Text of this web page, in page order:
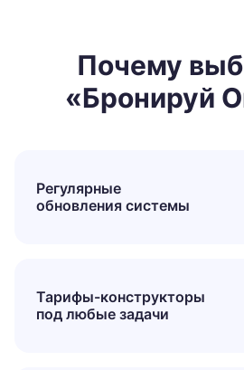
Почему
«Бронируй
Регулярные
обновления системы
Тарифы-конструкторы
под любые задачи